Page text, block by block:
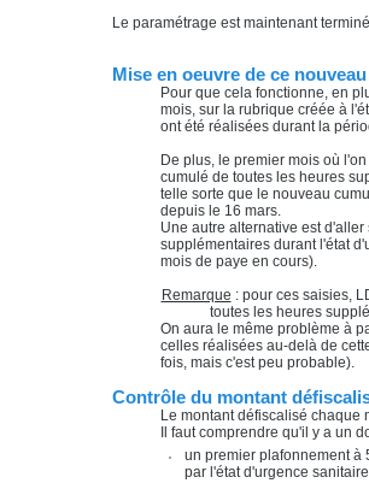
Le paramétrage est maintenant
Mise en oeuvre de ce
Pour que cela fonctionne, en
mois, sur la rubrique créée à
ont été réalisées durant la
De plus, le premier mois où
cumulé de toutes les heures
telle sorte que le nouveau
depuis le 16 mars.
Une autre alternative est
supplémentaires durant l'état
mois de paye en cours).
Remarque : pour ces saisies,
toutes les heures
On aura le même problème à
celles réalisées au-delà de
fois, mais c'est peu probable).
Contrôle du montant
Le montant défiscalisé chaque
Il faut comprendre qu'il y a un
un premier plafonnement à
par l'état d'urgence sanitaire